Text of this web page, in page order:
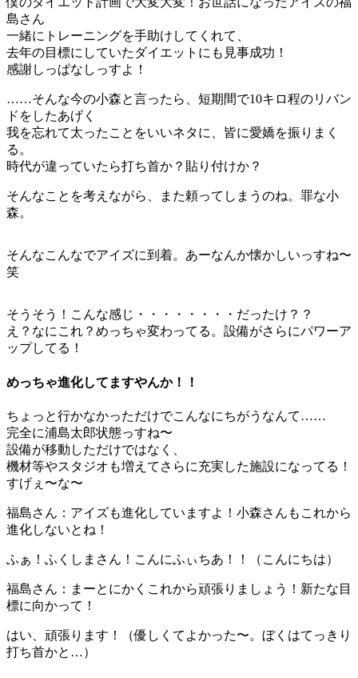
島さん
一緒にトレーニングを手助けしてくれて、
去年の目標にしていたダイエットにも見事成功！
感謝しっぱなしっすよ！
……そんな今の小森と言ったら、短期間で10キロ程のリバン
ドをしたあげく
我を忘れて太ったことをいいネタに、皆に愛嬌を振りまく
る。
時代が違っていたら打ち首か？貼り付けか？
そんなことを考えながら、また頼ってしまうのね。罪な小
森。
そんなこんなでアイズに到着。あーなんか懐かしいっすね〜
笑
そうそう！こんな感じ・・・・・・・・だったけ？？
え？なにこれ？めっちゃ変わってる。設備がさらにパワーア
ップしてる！
めっちゃ進化してますやんか！！
ちょっと行かなかっただけでこんなにちがうなんて……
完全に浦島太郎状態っすね〜
設備が移動しただけではなく、
機材等やスタジオも増えてさらに充実した施設になってる！
すげぇ〜な〜
福島さん ：アイズも進化していますよ！小森さんもこれから
進化しないとね！
ふぁ！ふくしまさん！こんにふぃちあ！！（こんにちは）
福島さん ：まーとにかくこれから頑張りましょう！新たな目
標に向かって！
はい、頑張ります！（優しくてよかった〜。ぼくはてっきり
打ち首かと…）